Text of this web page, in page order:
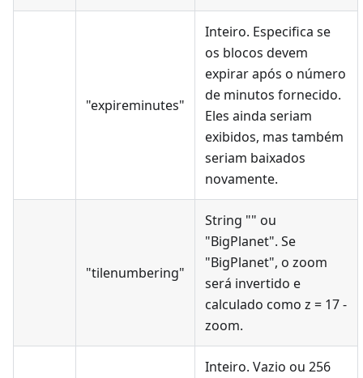
"expireminutes"
Inteiro. Especifica se
os blocos devem
expirar após o número
de minutos fornecido.
Eles ainda seriam
exibidos, mas também
seriam baixados
novamente.
"tilenumbering"
String "" ou
"BigPlanet". Se
"BigPlanet", o zoom
será invertido e
calculado como z = 17 -
zoom.
Inteiro. Vazio ou 256